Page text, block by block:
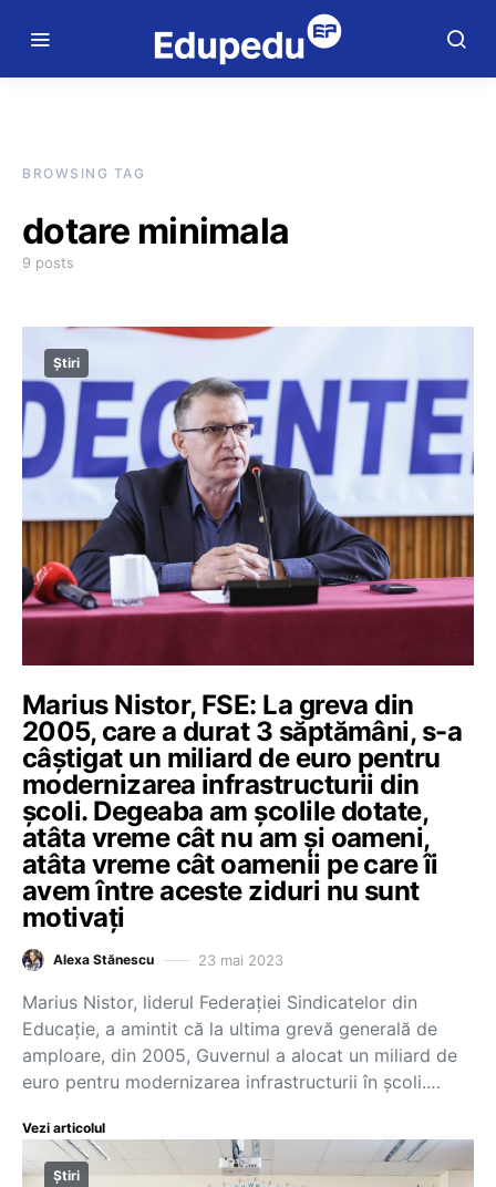
BROWSING TAG
dotare minimala
9 posts
Știri
Marius Nistor, FSE: La greva din
2005, care a durat 3 săptămâni, s-a
câștigat un miliard de euro pentru
modernizarea infrastructurii din
școli. Degeaba am școlile dotate,
atâta vreme cât nu am și oameni,
atâta vreme cât oamenii pe care îi
avem între aceste ziduri nu sunt
motivați
Alexa Stănescu 23 mai 2023
Marius Nistor, liderul Federației Sindicatelor din
Educație, a amintit că la ultima grevă generală de
amploare, din 2005, Guvernul a alocat un miliard de
euro pentru modernizarea infrastructurii în școli.…
Vezi articolul
Știri